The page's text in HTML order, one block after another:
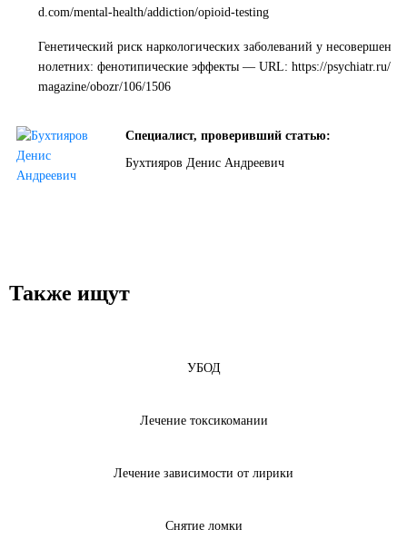
d.com/mental-health/addiction/opioid-testing
Генетический риск наркологических заболеваний у несовершен
нолетних: фенотипические эффекты — URL: https://psychiatr.ru/
magazine/obozr/106/1506
Специалист, проверивший статью:
Бухтияров Денис Андреевич
Также ищут
УБОД
Лечение токсикомании
Лечение зависимости от лирики
Снятие ломки